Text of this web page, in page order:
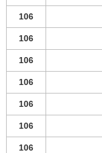
106
106
106
106
106
106
106